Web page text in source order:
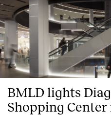
BMLD lights
Shopping